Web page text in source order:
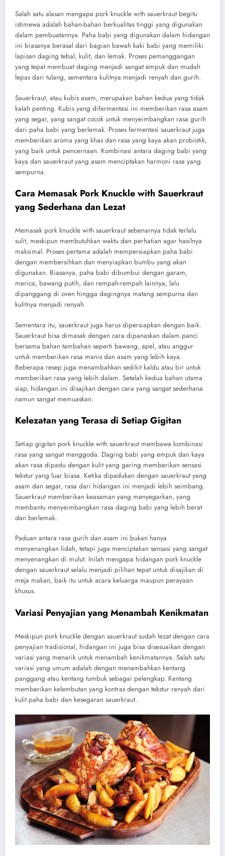
Salah satu alasan mengapa pork knuckle with sauerkraut begitu
istimewa adalah bahan-bahan berkualitas tinggi yang digunakan
dalam pembuatannya. Paha babi yang digunakan dalam hidangan
ini biasanya berasal dari bagian bawah kaki babi yang memiliki
lapisan daging tebal, kulit, dan lemak. Proses pemanggangan
yang tepat membuat daging menjadi sangat empuk dan mudah
lepas dari tulang, sementara kulitnya menjadi renyah dan gurih.
Sauerkraut, atau kubis asam, merupakan bahan kedua yang tidak
kalah penting. Kubis yang difermentasi ini memberikan rasa asam
yang segar, yang sangat cocok untuk menyeimbangkan rasa gurih
dari paha babi yang berlemak. Proses fermentasi sauerkraut juga
memberikan aroma yang khas dan rasa yang kaya akan probiotik,
yang baik untuk pencernaan. Kombinasi antara daging babi yang
kaya dan sauerkraut yang asam menciptakan harmoni rasa yang
sempurna.
Cara Memasak Pork Knuckle with Sauerkraut
yang Sederhana dan Lezat
Memasak pork knuckle with sauerkraut sebenarnya tidak terlalu
sulit, meskipun membutuhkan waktu dan perhatian agar hasilnya
maksimal. Proses pertama adalah mempersiapkan paha babi
dengan membersihkan dan menyiapkan bumbu yang akan
digunakan. Biasanya, paha babi dibumbui dengan garam,
merica, bawang putih, dan rempah-rempah lainnya, lalu
dipanggang di oven hingga dagingnya matang sempurna dan
kulitnya menjadi renyah.
Sementara itu, sauerkraut juga harus dipersiapkan dengan baik.
Sauerkraut bisa dimasak dengan cara dipanaskan dalam panci
bersama bahan tambahan seperti bawang, apel, atau anggur
untuk memberikan rasa manis dan asam yang lebih kaya.
Beberapa resep juga menambahkan sedikit kaldu atau bir untuk
memberikan rasa yang lebih dalam. Setelah kedua bahan utama
siap, hidangan ini disajikan dengan cara yang sangat sederhana
namun sangat memuaskan.
Kelezatan yang Terasa di Setiap Gigitan
Setiap gigitan pork knuckle with sauerkraut membawa kombinasi
rasa yang sangat menggoda. Daging babi yang empuk dan kaya
akan rasa dipadu dengan kulit yang garing memberikan sensasi
tekstur yang luar biasa. Ketika dipadukan dengan sauerkraut yang
asam dan segar, rasa dari hidangan ini menjadi lebih seimbang.
Sauerkraut memberikan keasaman yang menyegarkan, yang
membantu menyeimbangkan rasa daging babi yang lebih berat
dan berlemak.
Paduan antara rasa gurih dan asam ini bukan hanya
menyenangkan lidah, tetapi juga menciptakan sensasi yang sangat
menyenangkan di mulut. Inilah mengapa hidangan pork knuckle
dengan sauerkraut selalu menjadi pilihan tepat untuk disajikan di
meja makan, baik itu untuk acara keluarga maupun perayaan
khusus.
Variasi Penyajian yang Menambah Kenikmatan
Meskipun pork knuckle dengan sauerkraut sudah lezat dengan cara
penyajian tradisional, hidangan ini juga bisa disesuaikan dengan
variasi yang menarik untuk menambah kenikmatannya. Salah satu
variasi yang umum adalah dengan menambahkan kentang
panggang atau kentang tumbuk sebagai pelengkap. Kentang
memberikan kelembutan yang kontras dengan tekstur renyah dari
kulit paha babi dan kesegaran sauerkraut.